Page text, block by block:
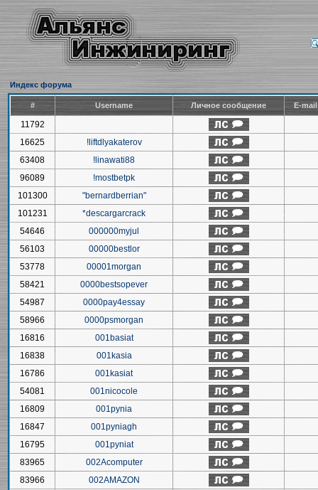
Индекс форума
# Username Личное сообщение E-
11792
16625
!liftdlyakaterov
63408
!linawati88
96089
!mostbetpk
101300
"bernardberrian"
101231
*descargarcrack
54646
000000myjul
56103
00000bestlor
53778
00001morgan
58421
0000bestsopever
54987
0000pay4essay
58966
0000psmorgan
16816
001basiat
16838
001kasia
16786
001kasiat
54081
001nicocole
16809
001pynia
16847
001pyniagh
16795
001pyniat
83965
002Acomputer
83966
002AMAZON